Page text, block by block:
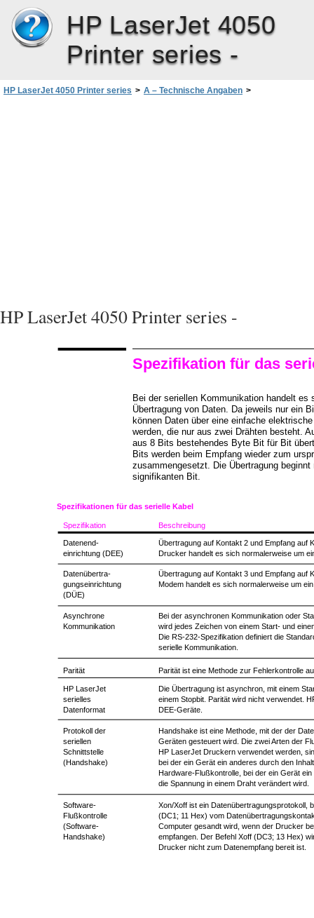
HP LaserJet 4050
Printer series -
HP LaserJet 4050 Printer series > A – Technische Angaben >
HP LaserJet 4050 Printer series -
Spezifikation für das
Bei der seriellen Kommunikation handelt es
Übertragung von Daten. Da jeweils nur ein
können Daten über eine einfache
werden, die nur aus zwei Drähten besteht.
aus 8 Bits bestehendes Byte Bit für Bit
Bits werden beim Empfang wieder zum
zusammengesetzt. Die Übertragung
signifikanten Bit.
Spezifikationen für das serielle Kabel
Spezifikation Beschreibung
Datenend-
einrichtung (DEE)
Übertragung auf Kontakt 2 und Empfang auf
Drucker handelt es sich normalerweise um
Datenübertra-
gungseinrichtung
(DÜE)
Übertragung auf Kontakt 3 und Empfang auf
Modem handelt es sich normalerweise um
Asynchrone
Kommunikation
Bei der asynchronen Kommunikation oder
wird jedes Zeichen von einem Start- und
Die RS-232-Spezifikation definiert die
serielle Kommunikation.
Parität Parität ist eine Methode zur Fehlerkontrolle
HP LaserJet
serielles
Datenformat
Die Übertragung ist asynchron, mit einem
einem Stopbit. Parität wird nicht verwendet.
DEE-Geräte.
Protokoll der
seriellen
Schnittstelle
(Handshake)
Handshake ist eine Methode, mit der der
Geräten gesteuert wird. Die zwei Arten der
HP LaserJet Druckern verwendet werden,
bei der ein Gerät ein anderes durch den
Hardware-Flußkontrolle, bei der ein Gerät
die Spannung in einem Draht verändert wird.
Software-
Flußkontrolle
(Software-
Handshake)
Xon/Xoff ist ein Datenübertragungsprotokoll,
(DC1; 11 Hex) vom
Computer gesandt wird, wenn der Drucker
empfangen. Der Befehl Xoff (DC3; 13 Hex)
Drucker nicht zum Datenempfang bereit ist.